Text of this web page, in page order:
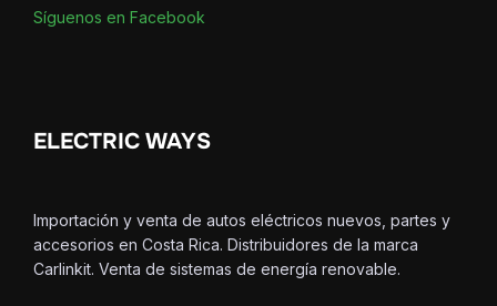
Síguenos en Facebook
ELECTRIC WAYS
Importación y venta de autos eléctricos nuevos, partes y
accesorios en Costa Rica. Distribuidores de la marca
Carlinkit. Venta de sistemas de energía renovable.